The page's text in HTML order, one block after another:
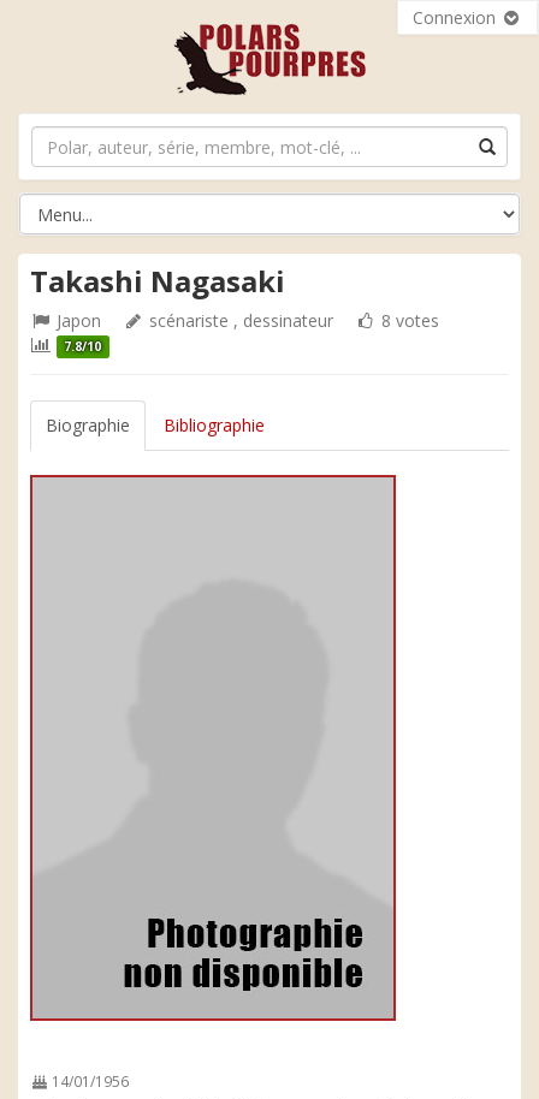
Connexion
Takashi Nagasaki
Japon scénariste , dessinateur 8 votes
7.8/10
Biographie Bibliographie
14/01/1956